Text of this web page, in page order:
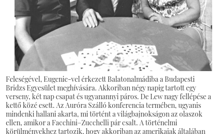
Feleségével, Eugenie-vel érkezett Balatonalmádiba a Budapesti
Bridzs Egyesület meghívására. Akkoriban négy napig tartott egy
verseny, két nap csapat és ugyanannyi páros. De Lew nagy fellépése a
kettő közé esett. Az Auróra Szálló konferencia termében, ugyanis
mindenki hallani akarta, mi történt a világbajnokságon az olaszok
ellen, amikor a Facchini–Zucchelli pár csalt. A történelmi
körülményekhez tartozik, hogy akkoriban az amerikaiak általában